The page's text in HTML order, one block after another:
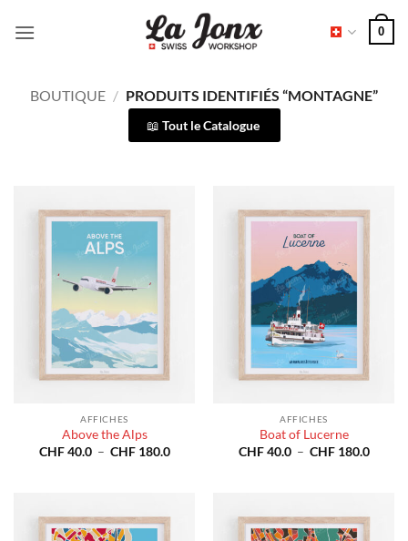
0
BOUTIQUE / PRODUITS IDENTIFIÉS “MONTAGNE”
Tout le Catalogue
AFFICHES
Above the Alps
CHF40.0 – CHF180.0Plage
AFFICHES
Boat of Lucerne
CHF40.0 – CHF180.0Plage